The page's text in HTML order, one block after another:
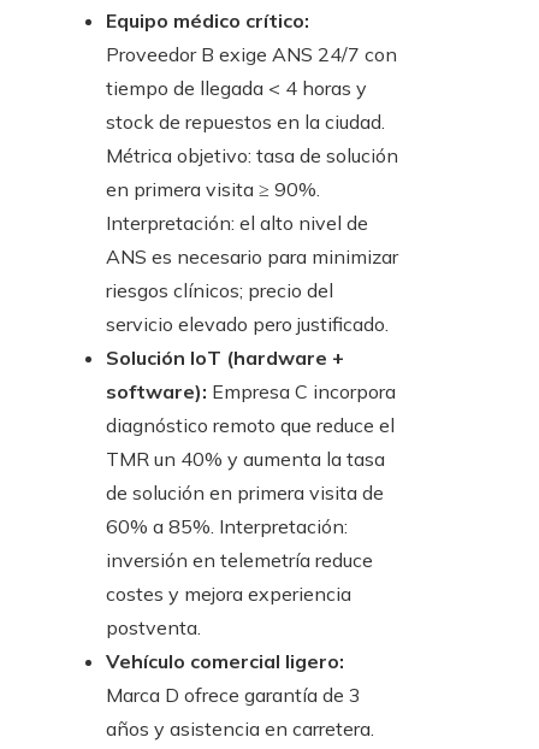
Equipo médico crítico:
Proveedor B exige ANS 24/7 con
tiempo de llegada < 4 horas y
stock de repuestos en la ciudad.
Métrica objetivo: tasa de solución
en primera visita ≥ 90%.
Interpretación: el alto nivel de
ANS es necesario para minimizar
riesgos clínicos; precio del
servicio elevado pero justificado.
Solución IoT (hardware +
software): Empresa C incorpora
diagnóstico remoto que reduce el
TMR un 40% y aumenta la tasa
de solución en primera visita de
60% a 85%. Interpretación:
inversión en telemetría reduce
costes y mejora experiencia
postventa.
Vehículo comercial ligero:
Marca D ofrece garantía de 3
años y asistencia en carretera.